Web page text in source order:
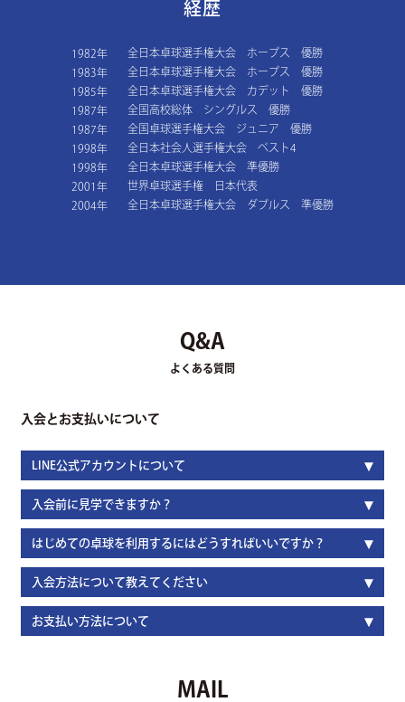
経歴
1982年
全日本卓球選手権大会 ホープス 優勝
1983年
全日本卓球選手権大会 ホープス 優勝
1985年
全日本卓球選手権大会 カデット 優勝
1987年
全国高校総体 シングルス 優勝
1987年
全国卓球選手権大会 ジュニア 優勝
1998年
全日本社会人選手権大会 ベスト4
1998年
全日本卓球選手権大会 準優勝
2001年
世界卓球選手権 日本代表
2004年
全日本卓球選手権大会 ダブルス 準優勝
Q&A
よくある質問
入会とお支払いについて
LINE公式アカウントについて
入会前に見学できますか？
はじめての卓球を利用するにはどうすればいいですか？
入会方法について教えてください
お支払い方法について
MAIL